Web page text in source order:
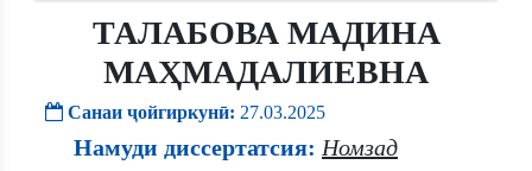
ТАЛАБОВА МАДИНА
МАҲМАДАЛИЕВНА
Санаи ҷойгиркунӣ: 27.03.2025
Намуди диссертатсия: Номзад